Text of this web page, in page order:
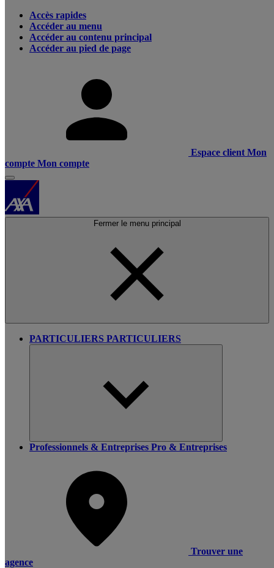
Accès rapides
Accéder au menu
Accéder au contenu principal
Accéder au pied de page
Espace client Mon
compte Mon compte
Fermer le menu principal
PARTICULIERS PARTICULIERS
Professionnels & Entreprises Pro & Entreprises
Trouver une
agence